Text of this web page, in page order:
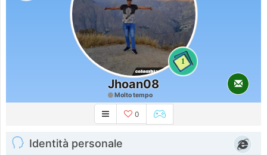
1
Jhoan08
Molto tempo
0
Identità personale